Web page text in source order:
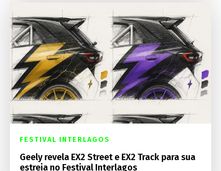
FESTIVAL INTERLAGOS
Geely revela EX2 Street e EX2 Track para sua
estreia no Festival Interlagos